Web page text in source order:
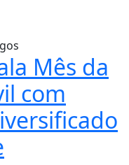
Mês da
com